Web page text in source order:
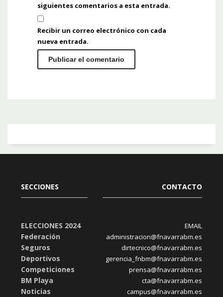
siguientes comentarios a esta entrada.
Recibir un correo electrónico con cada
nueva entrada.
SECCIONES
ELECCIONES 2024
Federación
Seguros
Deportivos
Competiciones
BM Playa
Noticias
CONTACTO
EMAIL
administracion@fnavarrabm.es
dirtecnico@fnavarrabm.es
gerencia_fnbm@fnavarrabm.es
prensa@fnavarrabm.es
cta@fnavarrabm.es
campus@fnavarrabm.es